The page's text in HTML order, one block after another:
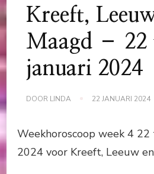
Kreeft,
Maagd – 22
januari 2024
DOOR LINDA 22 JANUARI 2024
Weekhoroscoop week 4
2024 voor Kreeft, Leeuw